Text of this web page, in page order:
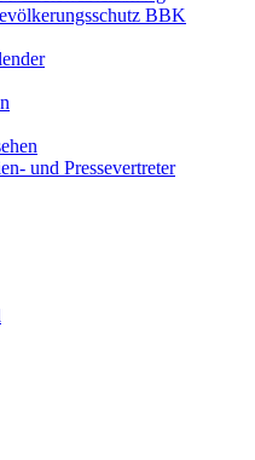
BBK
und Pressevertreter